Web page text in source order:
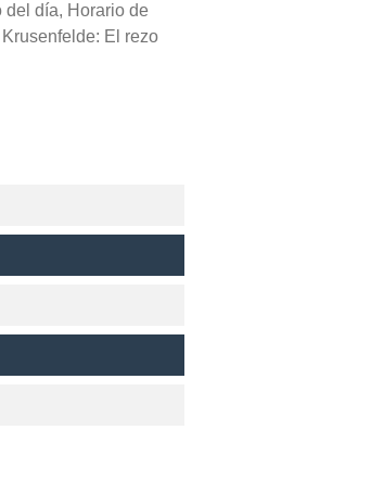
del día, Horario de
El rezo